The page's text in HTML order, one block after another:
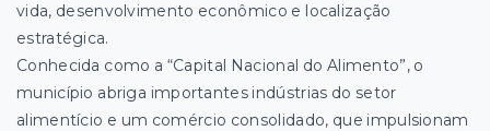
vida, desenvolvimento econômico e localização
estratégica.
Conhecida como a “Capital Nacional do Alimento”, o
município abriga importantes indústrias do setor
alimentício e um comércio consolidado, que impulsionam